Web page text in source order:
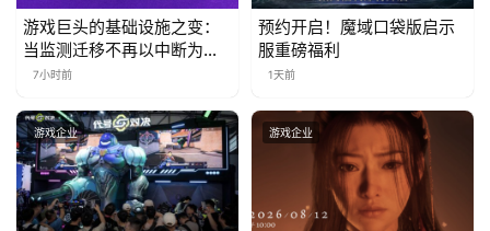
3
0
日
游
茶
游戏巨头的基础设施之变：
当监测迁移不再以中断为代
价
7小时前
预约开启！魔域口袋版启示
服重磅福利
1天前
游戏企业 游戏企业